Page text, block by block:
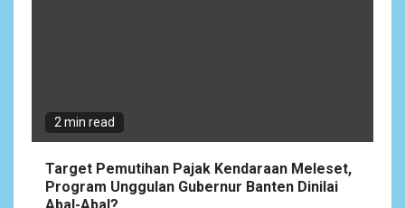
2 min read
Target Pemutihan Pajak Kendaraan Meleset,
Program Unggulan Gubernur Banten Dinilai